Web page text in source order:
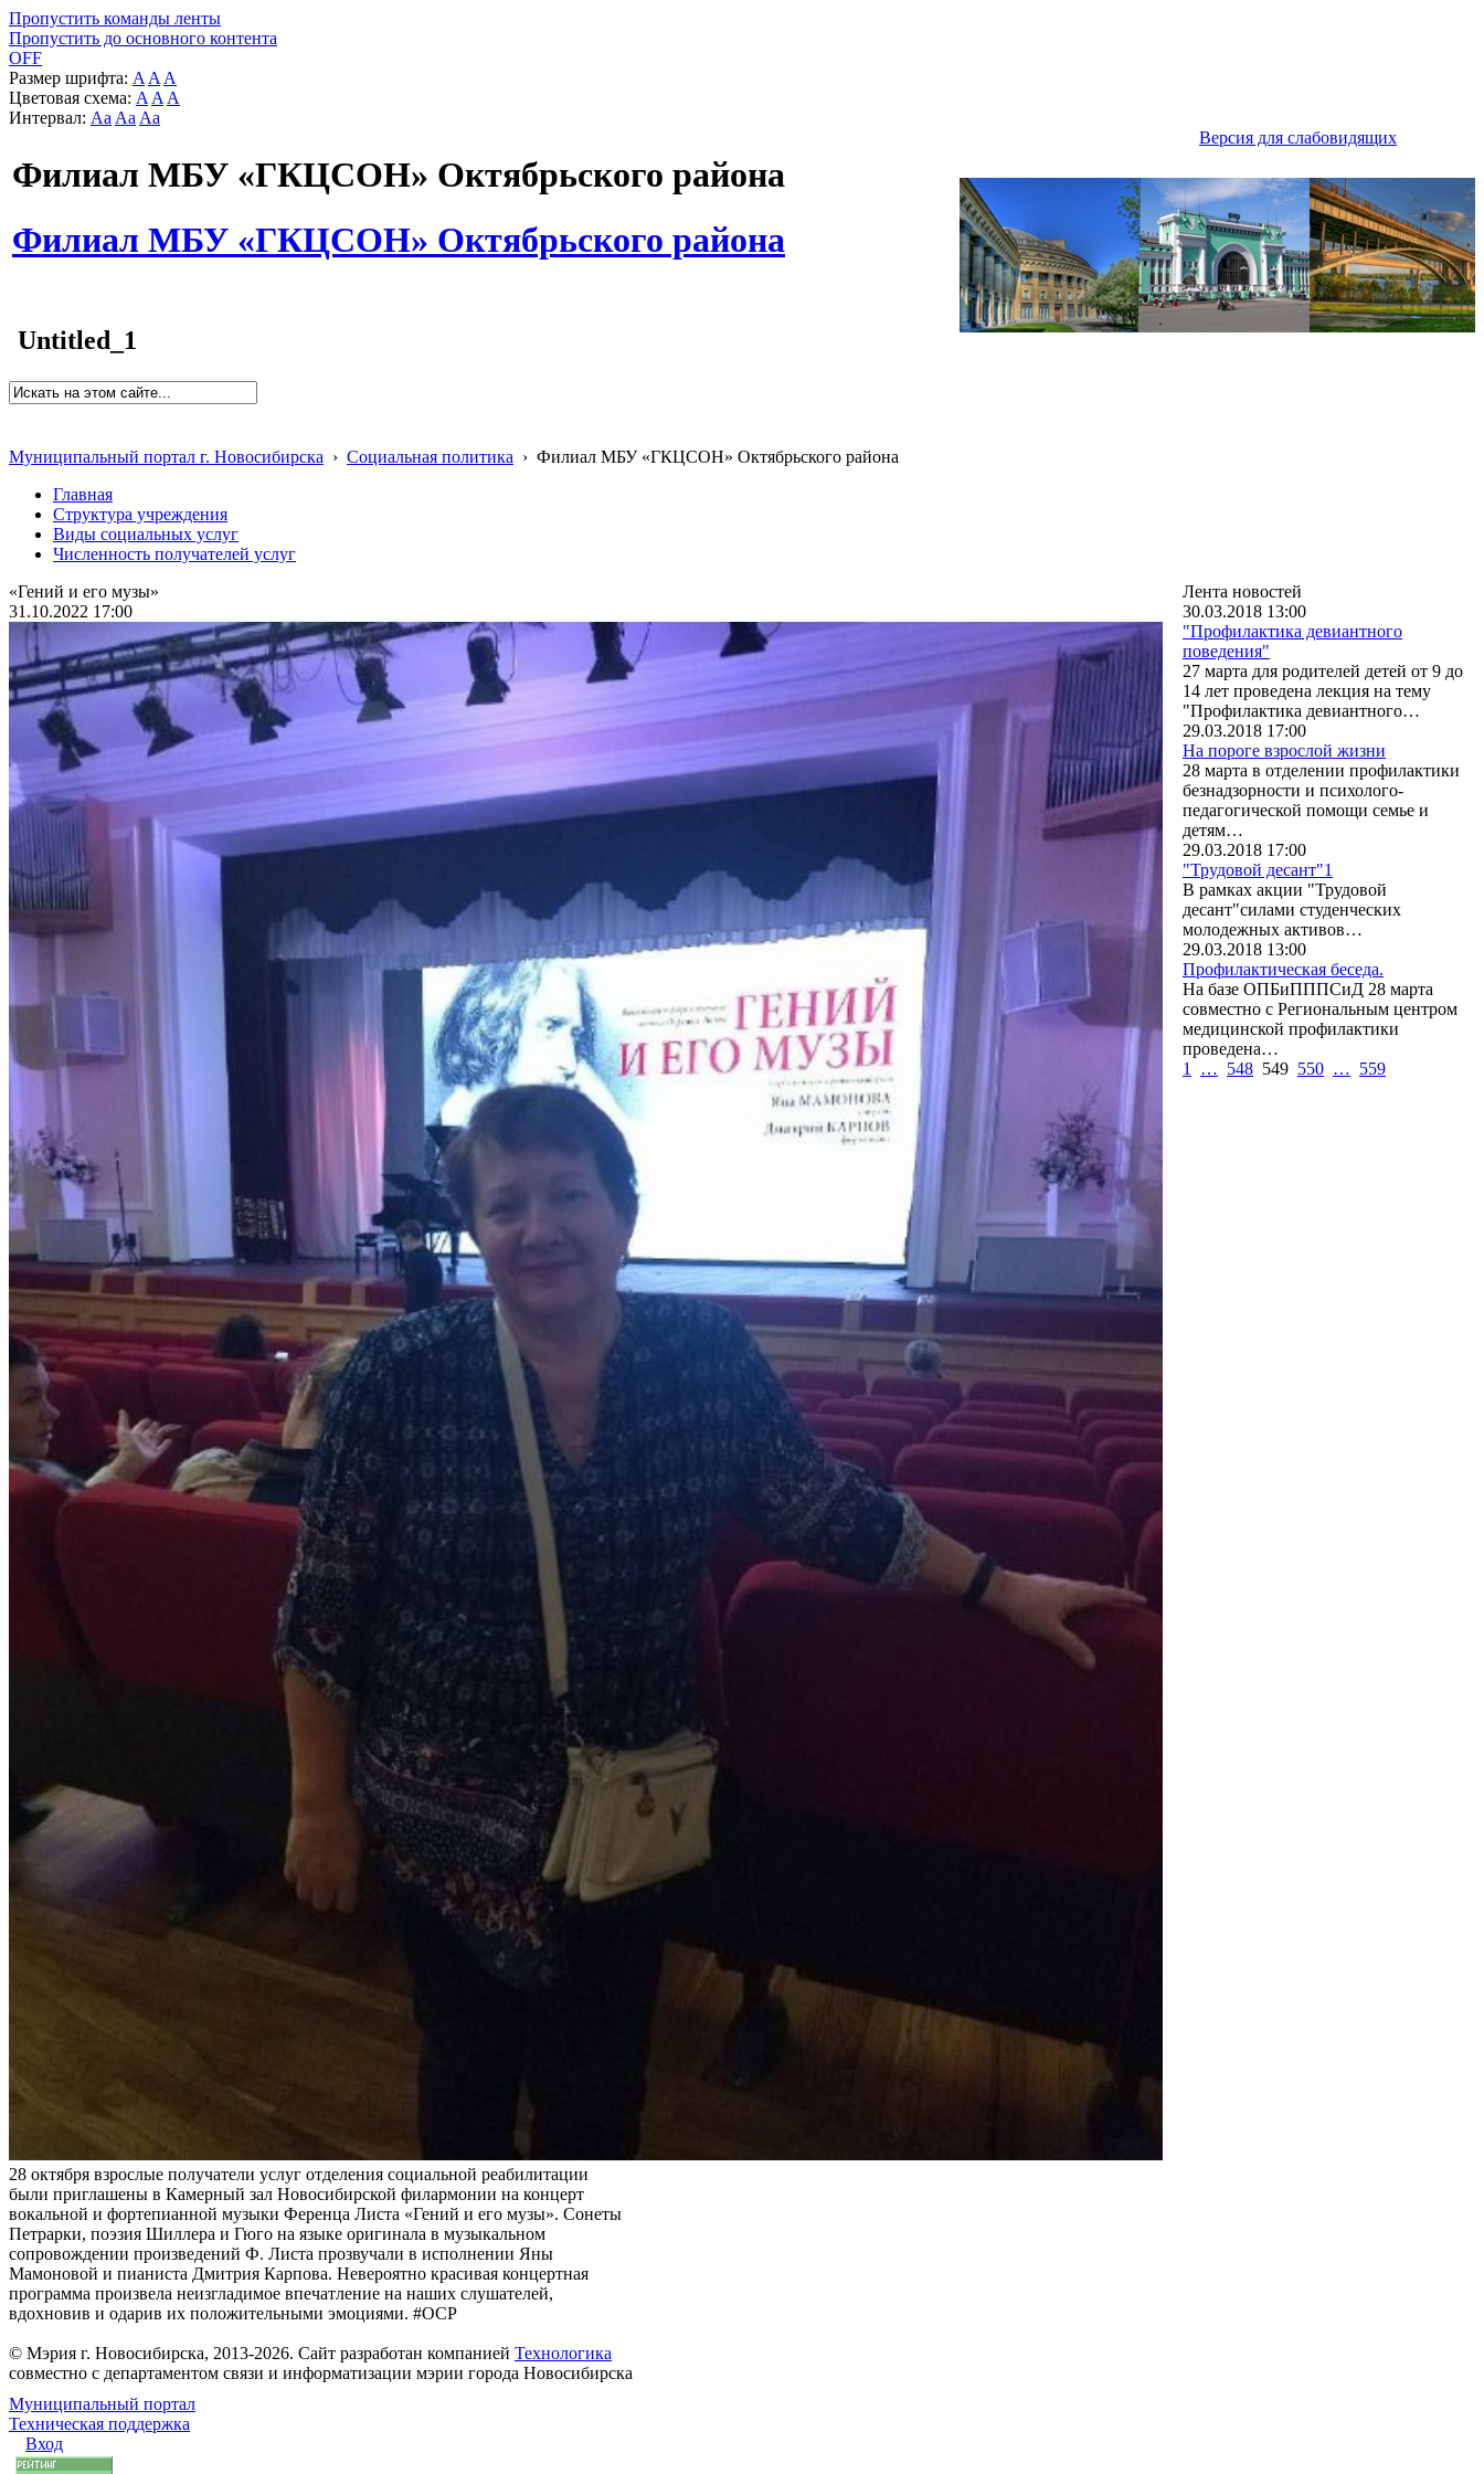
Пропустить команды ленты
Пропустить до основного контента
OFF
Размер шрифта: A A A
Цветовая схема: A A A
Интервал: Aa Aa Aa
Версия для слабовидящих
Филиал МБУ «ГКЦСОН» Октябрьского района
Филиал МБУ «ГКЦСОН» Октябрьского района
Untitled_1
Муниципальный портал г. Новосибирска › Социальная политика › Филиал МБУ «ГКЦСОН» Октябрьского района
Главная
Структура учреждения
Виды социальных услуг
Численность получателей услуг
«Гений и его музы»
31.10.2022 17:00
28 октября взрослые получатели услуг отделения социальной реабилитации
были приглашены в Камерный зал Новосибирской филармонии на концерт
вокальной и фортепианной музыки Ференца Листа «Гений и его музы». Сонеты
Петрарки, поэзия Шиллера и Гюго на языке оригинала в музыкальном
сопровождении произведений Ф. Листа прозвучали в исполнении Яны
Мамоновой и пианиста Дмитрия Карпова. Невероятно красивая концертная
программа произвела неизгладимое впечатление на наших слушателей,
вдохновив и одарив их положительными эмоциями. #ОСР
Лента новостей
30.03.2018 13:00
"Профилактика девиантного
поведения"
27 марта для родителей детей от 9 до
14 лет проведена лекция на тему
"Профилактика девиантного…
29.03.2018 17:00
На пороге взрослой жизни
28 марта в отделении профилактики
безнадзорности и психолого-
педагогической помощи семье и
детям…
29.03.2018 17:00
"Трудовой десант"1
В рамках акции "Трудовой
десант"силами студенческих
молодежных активов…
29.03.2018 13:00
Профилактическая беседа.
На базе ОПБиПППСиД 28 марта
совместно с Региональным центром
медицинской профилактики
проведена…
1
… 548 549 550 … 559
© Мэрия г. Новосибирска, 2013-2026. Сайт разработан компанией Технологика
совместно с департаментом связи и информатизации мэрии города Новосибирска
Муниципальный портал
Техническая поддержка
Вход